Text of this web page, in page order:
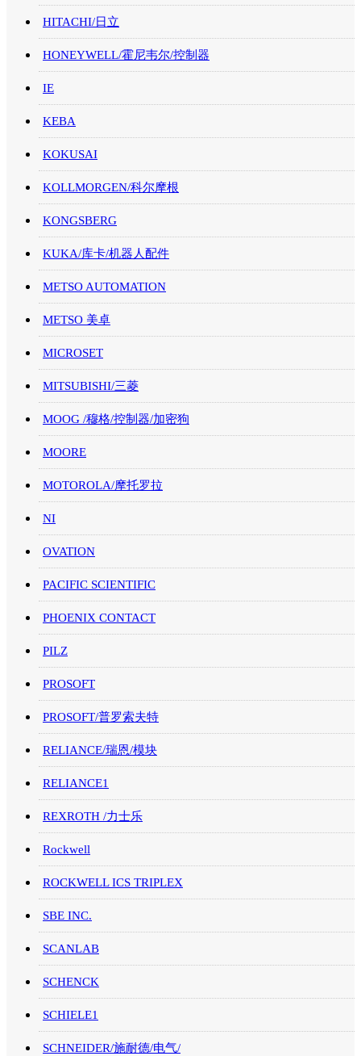
HITACHI/日立
HONEYWELL/霍尼韦尔/控制器
IE
KEBA
KOKUSAI
KOLLMORGEN/科尔摩根
KONGSBERG
KUKA/库卡/机器人配件
METSO AUTOMATION
METSO 美卓
MICROSET
MITSUBISHI/三菱
MOOG /穆格/控制器/加密狗
MOORE
MOTOROLA/摩托罗拉
NI
OVATION
PACIFIC SCIENTIFIC
PHOENIX CONTACT
PILZ
PROSOFT
PROSOFT/普罗索夫特
RELIANCE/瑞恩/模块
RELIANCE1
REXROTH /力士乐
Rockwell
ROCKWELL ICS TRIPLEX
SBE INC.
SCANLAB
SCHENCK
SCHIELE1
SCHNEIDER/施耐德/电气/